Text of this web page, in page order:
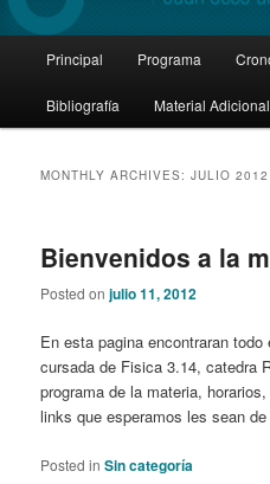
Skip
to
Skip
to
Principal Programa
Bibliografía Material Adicional
MONTHLY ARCHIVES:JULIO 2012
Bienvenidos a la
Posted onjulio 11, 2012
En esta pagina encontraran
cursada de Fisica 3.14, catedra
programa de la materia,
links que esperamos les sean
Posted in Sin categoría